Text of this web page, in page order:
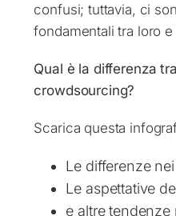
confusi; tuttavia, ci
fondamentali tra loro e
Qual è la differenza
crowdsourcing?
Scarica questa
Le differenze
Le aspettative
e altre tendenze